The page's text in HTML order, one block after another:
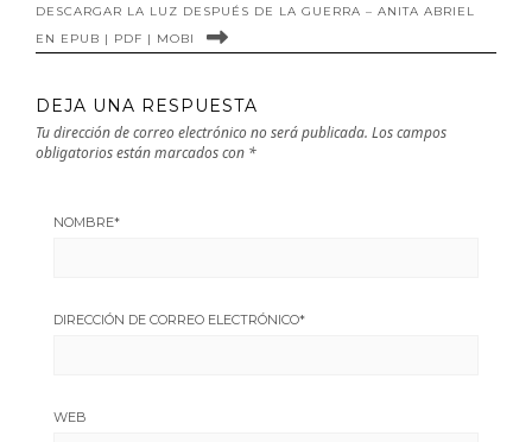
DESCARGAR LA LUZ DESPUÉS DE LA GUERRA – ANITA ABRIEL
EN EPUB | PDF | MOBI
DEJA UNA RESPUESTA
Tu dirección de correo electrónico no será publicada. Los campos
obligatorios están marcados con *
NOMBRE*
DIRECCIÓN DE CORREO ELECTRÓNICO*
WEB